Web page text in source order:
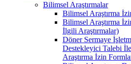
Bilimsel Araştırmalar
Bilimsel Araştırma
Bilimsel Araştırma
İlgili Araştırmalar)
Döner Sermaye
Destekleyici Talebi
Araştırma İzin